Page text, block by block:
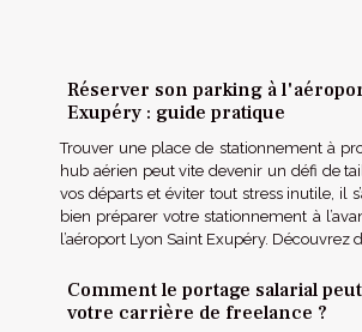
Réserver son parking à
Exupéry : guide pratique
Trouver une place de stationnement à
hub aérien peut vite devenir un défi de
vos départs et éviter tout stress inutile, il
bien préparer votre stationnement à
l’aéroport Lyon Saint Exupéry. Découvrez
Comment le portage salarial
votre carrière de freelance ?